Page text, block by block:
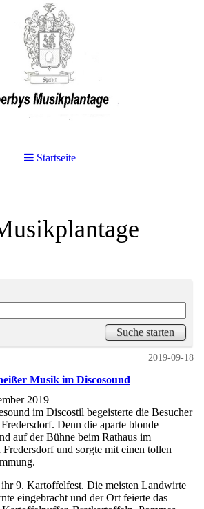
Startseite
2019-09-18
Musik im Discosound
2019
im Discostil begeisterte die Besucher
Denn die aparte blonde
auf der Bühne beim Rathaus im
Fredersdorf und sorgte mit einen tollen
9. Kartoffelfest. Die meisten Landwirte
eingebracht und der Ort feierte das